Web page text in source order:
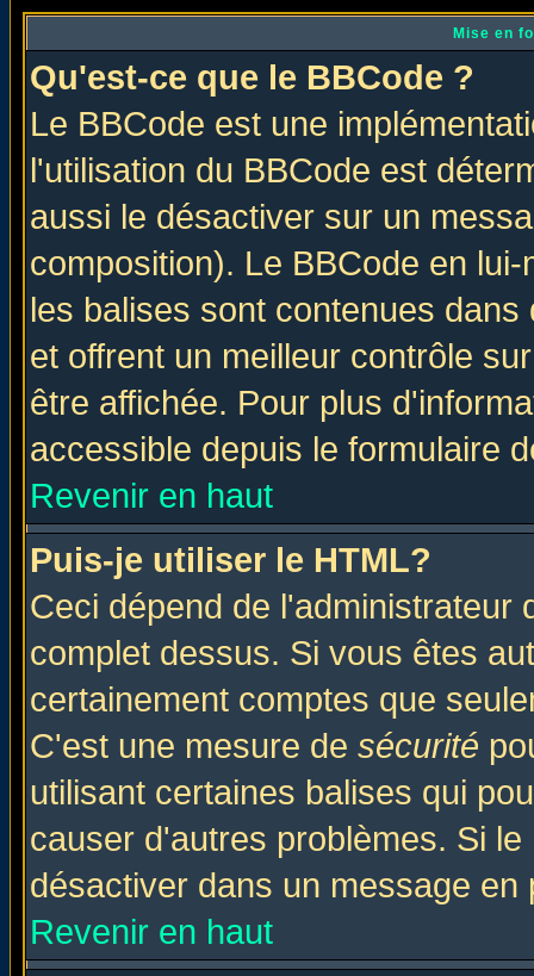
Mise en
Qu'est-ce que le BBCode ?
Le BBCode est une
l'utilisation du BBCode est
aussi le désactiver sur un
composition). Le BBCode en
les balises sont contenues
et offrent un meilleur contrôle
être affichée. Pour plus
accessible depuis le formulaire
Revenir en haut
Puis-je utiliser le HTML?
Ceci dépend de l'administrateur
complet dessus. Si vous êtes
certainement comptes que
C'est une mesure de sécurité
utilisant certaines balises qui
causer d'autres problèmes. Si
désactiver dans un message
Revenir en haut